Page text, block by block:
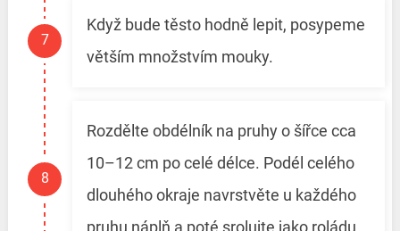
Když bude těsto hodně lepit, posypeme
větším množstvím mouky.
Rozdělte obdélník na pruhy o šířce cca
10–12 cm po celé délce. Podél celého
dlouhého okraje navrstvěte u každého
pruhu náplň a poté srolujte jako roládu.